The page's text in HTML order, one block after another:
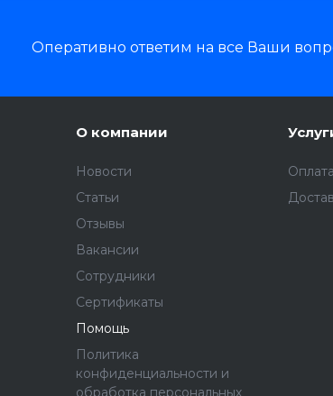
Оперативно ответим на все Ваши
О компании
Новости
Статьи
Отзывы
Вакансии
Сотрудники
Сертификаты
Помощь
Политика
конфиденциальности и
обработка персональных
Оплата